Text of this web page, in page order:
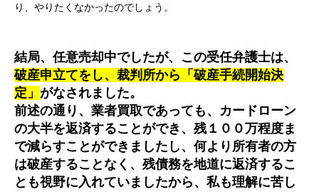
り、やりたくなかったのでしょう。
結局、任意売却中でしたが、この受任弁護士は、
破産申立てをし、裁判所から「破産手続開始決
定」 がなされました。
前述の通り、業者買取であっても、カードローン
の大半を返済することができ、残１００万程度ま
で減らすことができましたし、何より所有者の方
は破産することなく、残債務を地道に返済するこ
とも視野に入れていましたから、私も理解に苦し